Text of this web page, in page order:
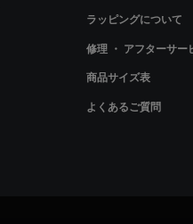
ラッピングについて
修理 ・ アフターサー
商品サイズ表
よくあるご質問